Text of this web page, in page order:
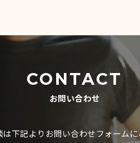
CONTACT
お問い合わせ
下記よりお問い合わせフォーム